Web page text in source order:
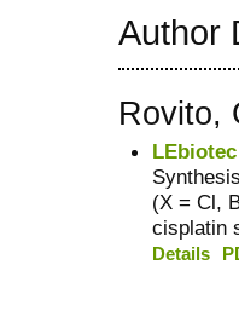
Author
Rovito,
(X = Cl,
cisplatin
Details